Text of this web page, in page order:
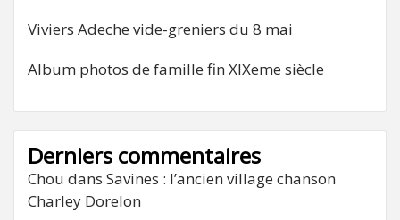
Viviers Adeche vide-greniers du 8 mai
Album photos de famille fin XIXeme siècle
Derniers commentaires
Chou dans Savines : l’ancien village chanson
Charley Dorelon